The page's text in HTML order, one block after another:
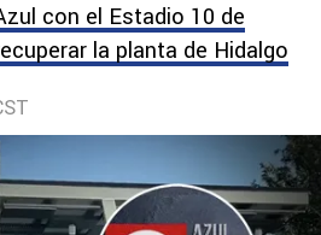
con el Estadio 10 de
la planta de Hidalgo